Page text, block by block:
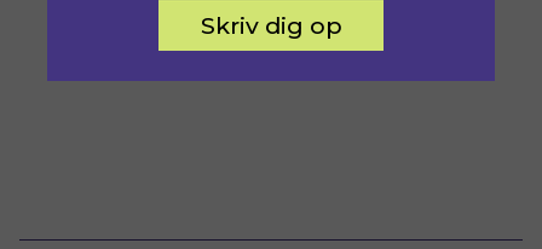
Skriv dig op